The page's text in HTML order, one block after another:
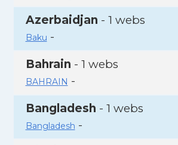
Azerbaidjan - 1 webs
Baku -
Bahrain - 1 webs
BAHRAIN -
Bangladesh - 1 webs
Bangladesh -